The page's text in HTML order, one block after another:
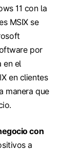
11 con la
MSIX se
por
en el
en clientes
manera que
con
a